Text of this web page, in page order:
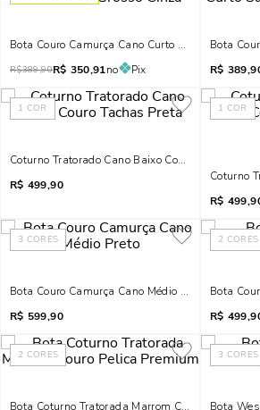
Bota Couro Camurça Cano Curto Salto Grosso
R$389,90R$ 350,91no Pix
Bota
R$
1 COR
Coturno Tratorado Cano Baixo Couro Tachas Preta
R$ 499,90
1 COR
Coturno
R$
3 CORES
Bota Couro Camurça Cano Médio Preto
R$ 599,90
2 CORES
Bota
R$
2 CORES
Bota Coturno Tratorada Marrom Couro Pelica
3 CORES
Bota